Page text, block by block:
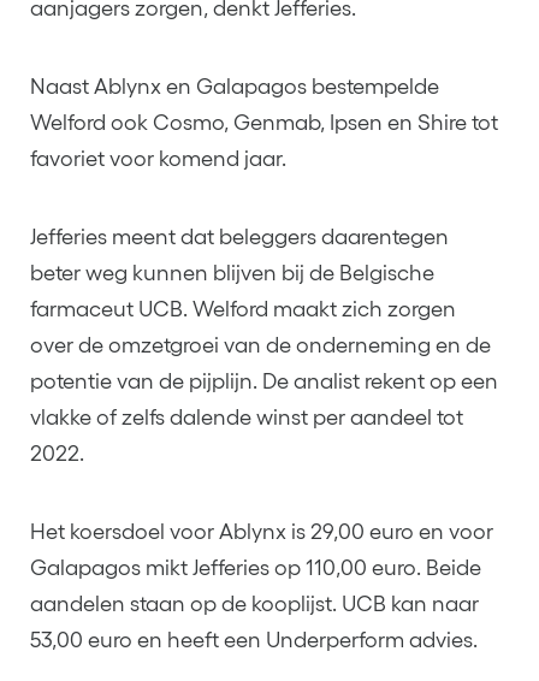
aanjagers zorgen, denkt Jefferies.
Naast Ablynx en Galapagos bestempelde
Welford ook Cosmo, Genmab, Ipsen en Shire tot
favoriet voor komend jaar.
Jefferies meent dat beleggers daarentegen
beter weg kunnen blijven bij de Belgische
farmaceut UCB. Welford maakt zich zorgen
over de omzetgroei van de onderneming en de
potentie van de pijplijn. De analist rekent op een
vlakke of zelfs dalende winst per aandeel tot
2022.
Het koersdoel voor Ablynx is 29,00 euro en voor
Galapagos mikt Jefferies op 110,00 euro. Beide
aandelen staan op de kooplijst. UCB kan naar
53,00 euro en heeft een Underperform advies.